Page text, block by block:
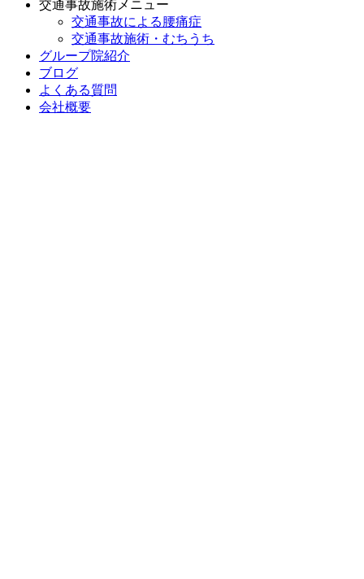
交通事故施術メニュー
交通事故による腰痛症
交通事故施術・むちうち
グループ院紹介
ブログ
よくある質問
会社概要